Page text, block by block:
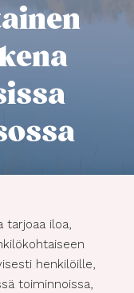
tarjoaa iloa,
henkilöille,
toiminnoissa,